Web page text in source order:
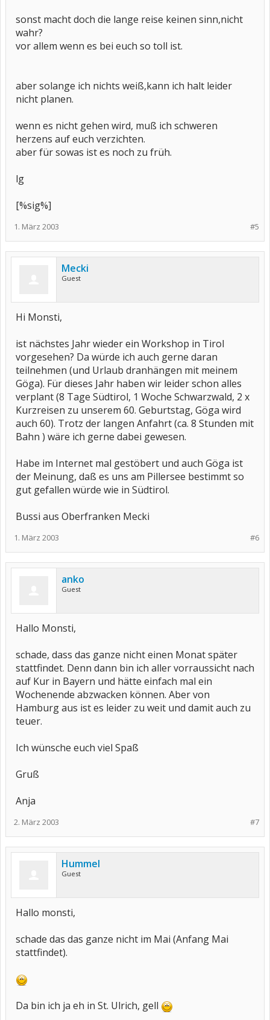
sonst macht doch die lange reise keinen sinn,nicht
wahr?
vor allem wenn es bei euch so toll ist.
aber solange ich nichts weiß,kann ich halt leider
nicht planen.
wenn es nicht gehen wird, muß ich schweren
herzens auf euch verzichten.
aber für sowas ist es noch zu früh.
lg
[%sig%]
#5
1. März 2003
Mecki
Guest
Hi Monsti,
ist nächstes Jahr wieder ein Workshop in Tirol
vorgesehen? Da würde ich auch gerne daran
teilnehmen (und Urlaub dranhängen mit meinem
Göga). Für dieses Jahr haben wir leider schon alles
verplant (8 Tage Südtirol, 1 Woche Schwarzwald, 2 x
Kurzreisen zu unserem 60. Geburtstag, Göga wird
auch 60). Trotz der langen Anfahrt (ca. 8 Stunden mit
Bahn ) wäre ich gerne dabei gewesen.
Habe im Internet mal gestöbert und auch Göga ist
der Meinung, daß es uns am Pillersee bestimmt so
gut gefallen würde wie in Südtirol.
Bussi aus Oberfranken Mecki
#6
1. März 2003
anko
Guest
Hallo Monsti,
schade, dass das ganze nicht einen Monat später
stattfindet. Denn dann bin ich aller vorraussicht nach
auf Kur in Bayern und hätte einfach mal ein
Wochenende abzwacken können. Aber von
Hamburg aus ist es leider zu weit und damit auch zu
teuer.
Ich wünsche euch viel Spaß
Gruß
Anja
#7
2. März 2003
Hummel
Guest
Hallo monsti,
schade das das ganze nicht im Mai (Anfang Mai
stattfindet).
Da bin ich ja eh in St. Ulrich, gell